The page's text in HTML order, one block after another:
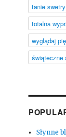
tanie
totalna
wyglądaj
świąteczne
Słynne